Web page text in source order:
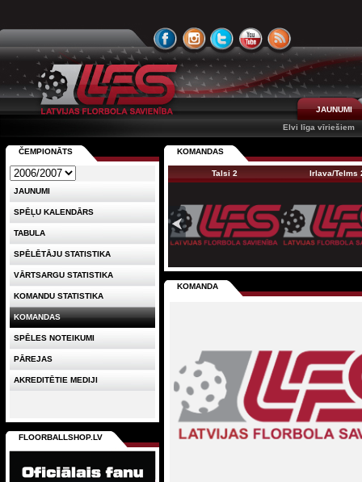
JAUNUMI
Elvi līga vīriešiem
KOMANDAS
Talsi 2 Irlava/Telms
KOMANDA
ČEMPIONĀTS
JAUNUMI
SPĒĻU KALENDĀRS
TABULA
SPĒLĒTĀJU STATISTIKA
VĀRTSARGU STATISTIKA
KOMANDU STATISTIKA
KOMANDAS
SPĒLES NOTEIKUMI
PĀREJAS
AKREDITĒTIE MEDIJI
FLOORBALLSHOP.LV